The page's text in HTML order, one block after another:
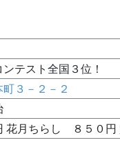
テスト全国３位！
３－２－２
花月ちらし ８５０